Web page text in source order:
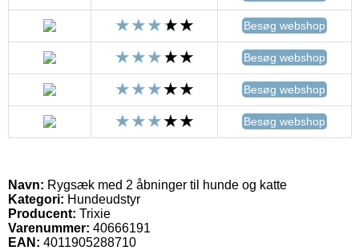
Besøg webshop
Besøg webshop
Besøg webshop
Besøg webshop
Navn: Rygsæk med 2 åbninger til hunde og katte
Kategori: Hundeudstyr
Producent: Trixie
Varenummer: 40666191
EAN: 4011905288710